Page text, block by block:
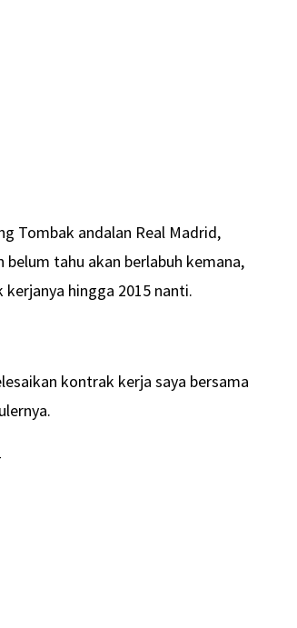
Tombak andalan Real Madrid,
tahu akan berlabuh kemana,
hingga 2015 nanti.
kontrak kerja saya bersama